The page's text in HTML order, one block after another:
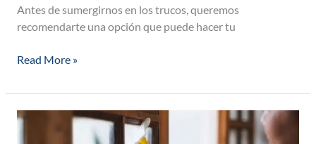
Antes de sumergirnos en los trucos, queremos
recomendarte una opción que puede hacer tu
Read More »
Contrato